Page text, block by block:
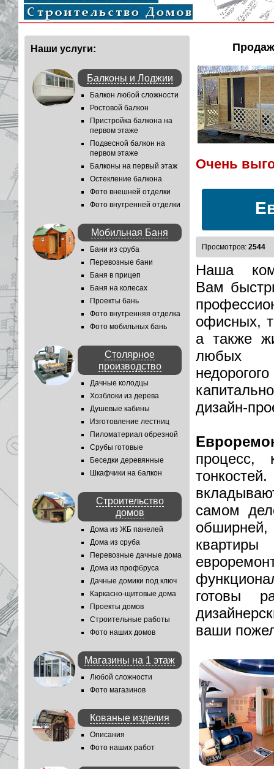
Наши услуги:
Балконы и Лоджии
Балкон любой сложности
Ростовой балкон
Пристройка балкона на
первом этаже
Подвесной балкон на
первом этаже
Балконы на первый этаж
Остекление балкона
Фото внешней отделки
Фото внутренней отделки
Мобильная Баня
Бани из сруба
Перевозные бани
Баня в прицеп
Баня на колесах
Проекты бань
Фото внутренняя отделка
Фото мобильных бань
Столярное
производство
Дачные колодцы
Хозблоки из дерева
Душевые кабины
Изготовление лестниц
Пиломатериал обрезной
Срубы готовые
Беседки деревянные
Шкафчики на балкон
Строительство
домов
Дома из ЖБ панелей
Дома из сруба
Перевозные дачные дома
Дома из профбруса
Дачные домики под ключ
Каркасно-щитовые дома
Проекты домов
Строительные работы
Фото наших домов
Магазины на 1 этаж
Любой сложности
Фото магазинов
Кованые изделия
Описания
Фото наших работ
Очень
Очень
Просмотров: 2544
Наша
Вам
офисных,
а также
любых
дизайн-
процесс,
самом
готовы
ваши